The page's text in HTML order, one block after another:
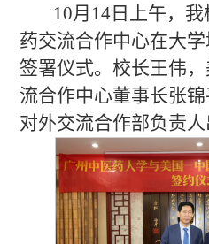
10月14日上午，
药交流合作中心在大
签署仪式。校长王伟
流合作中心董事长张锦
对外交流合作部负责人